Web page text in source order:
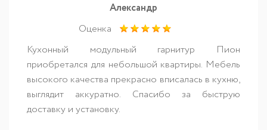
Александр
Оценка
Кухонный модульный гарнитур Пион
приобретался для небольшой квартиры. Мебель
высокого качества прекрасно вписалась в кухню,
выглядит аккуратно. Спасибо за быструю
доставку и установку.